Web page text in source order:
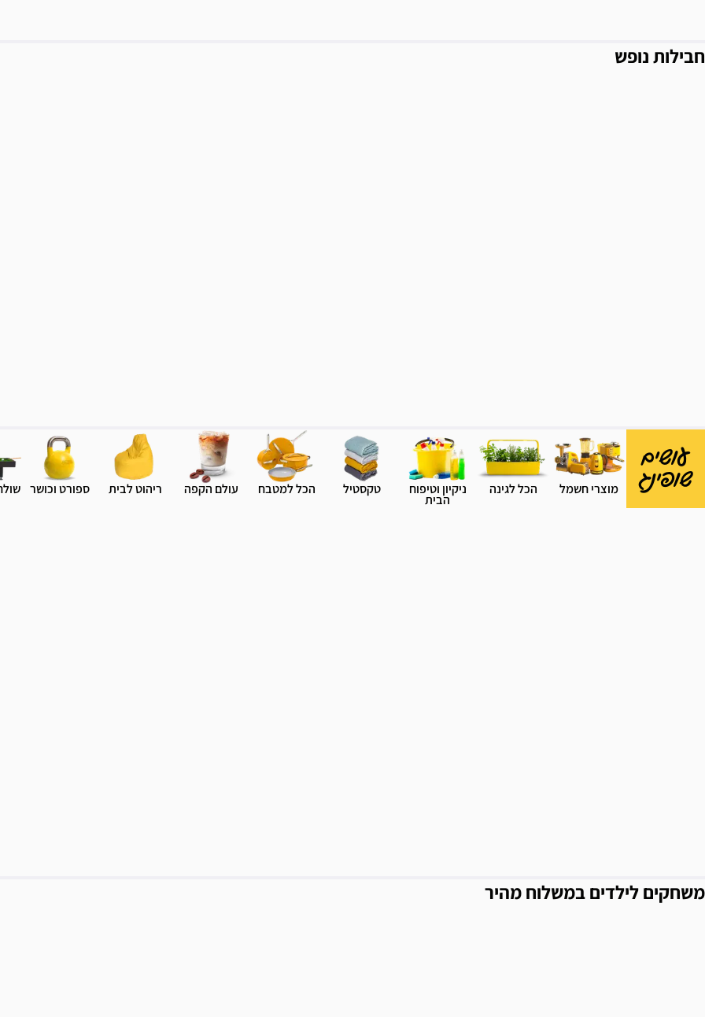
חבילות נופש
עושים
שופינג
מוצרי חשמל הכל לגינה ניקיון וטיפוח
הבית
טקסטיל הכל למטבח עולם הקפה ריהוט לבית ספורט וכושר
משחקים לילדים במשלוח מהיר